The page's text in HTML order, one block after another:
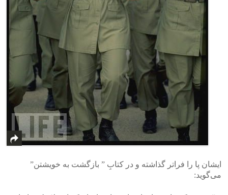
ایشان پا را فراتر گذاشته و در کتابِ ” بازگشت به خویشتن”
می‌گوید: